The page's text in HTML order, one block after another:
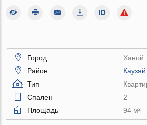
Город
Ханой
Район
Каузяй
Тип
Спален
2
Площадь
94 м²